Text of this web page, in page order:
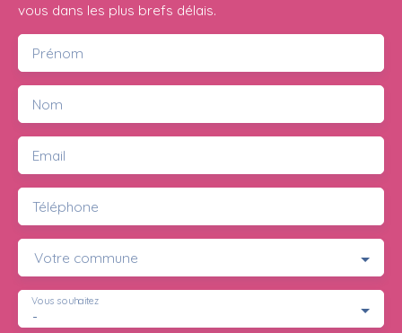
vous dans les plus brefs délais.
Prénom
Nom
Email
Téléphone
Votre commune
-
Vous souhaitez